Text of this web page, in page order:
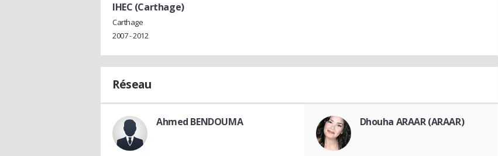
IHEC (Carthage)
Carthage
2007 - 2012
Réseau
Ahmed BENDOUMA Dhouha ARAAR (ARAAR)